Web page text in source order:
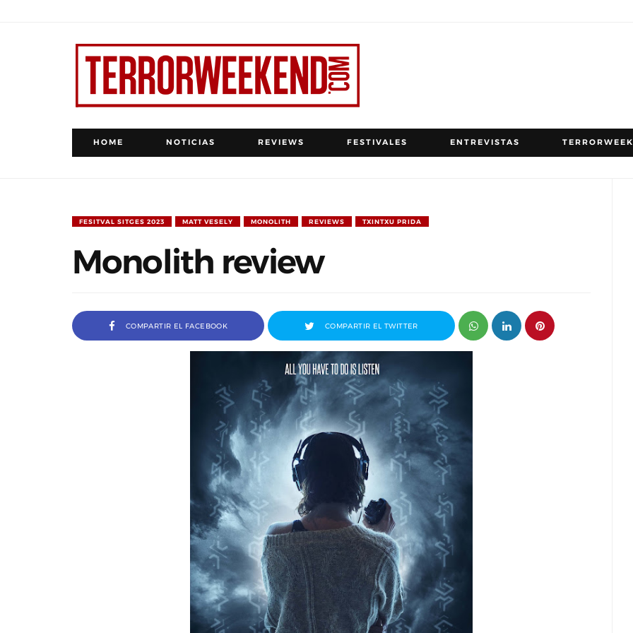
HOME NOTICIAS REVIEWS FESTIVALES ENTREVISTAS
FESITVAL SITGES 2023 MATT VESELY MONOLITH REVIEWS TXINTXU PRIDA
Monolith review
COMPARTIR EL FACEBOOK COMPARTIR EL TWITTER
Entrevista a Álvaro Pita, director del
Entrevista a Jordi Arencón y Pablo J.
Cosco, codirectores de Amigo Invisible